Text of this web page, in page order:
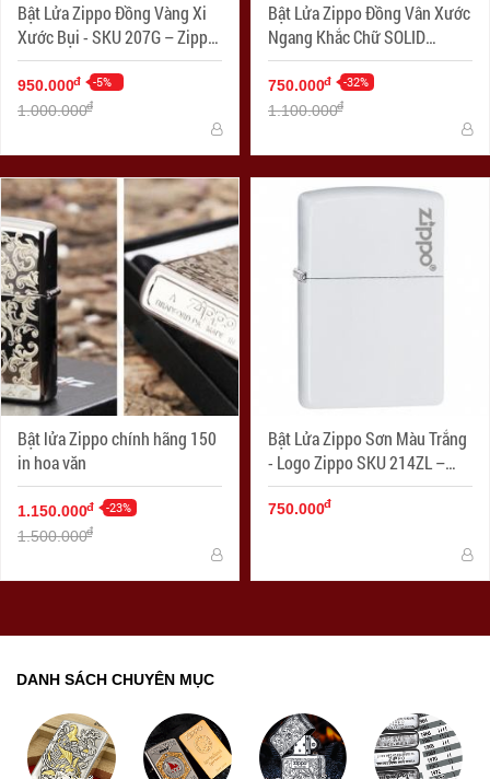
Bật Lửa Zippo Đồng Vàng Xi
Xước Bụi - SKU 207G – Zippo
Gold Dust
950.000đ -5%
1.000.000đ
Bật Lửa Zippo Đồng Vân Xước
Ngang Khắc Chữ SOLID
BRASS - SKU 204 – Zippo
Brushed Brass Engraved
750.000đ -32%
1.100.000đ
Bật lửa Zippo chính hãng 150
in hoa văn
1.150.000đ -23%
1.500.000đ
Bật Lửa Zippo Sơn Màu Trắng
- Logo Zippo SKU 214ZL –
Zippo White Matte With Logo
750.000đ
DANH SÁCH CHUYÊN MỤC